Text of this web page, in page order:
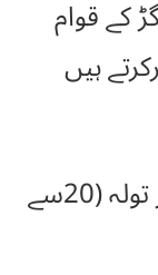
کے قوام
ہیں
دوتولہ سے چار تولہ (20سے